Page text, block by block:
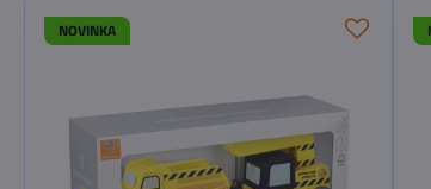
NOVINKA